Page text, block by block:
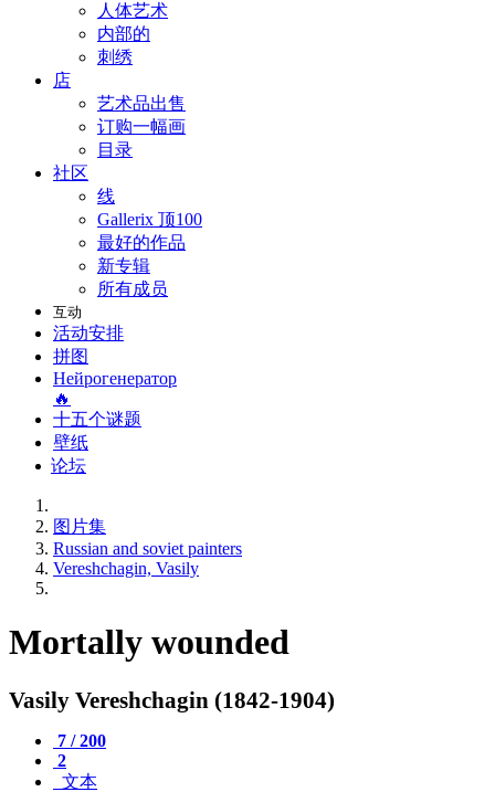
人体艺术
内部的
刺绣
店
艺术品出售
订购一幅画
目录
社区
线
Gallerix 顶100
最好的作品
新专辑
所有成员
互动
活动安排
拼图
Нейрогенератор
🔥
十五个谜题
壁纸
论坛
图片集
Russian and soviet painters
Vereshchagin, Vasily
Mortally wounded
Vasily Vereshchagin (1842-1904)
7 / 200
2
文本